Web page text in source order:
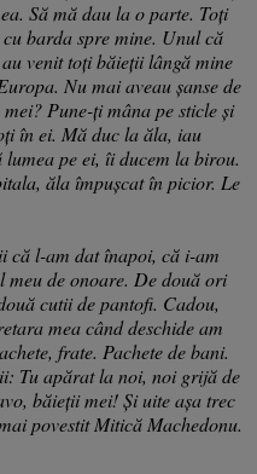
Să mă dau la o parte. Toți
barda spre mine. Unul că
venit toți băieții lângă mine
Nu mai aveau șanse de
Pune-ți mâna pe sticle și
în ei. Mă duc la ăla, iau
pe ei, îi ducem la birou.
ăla împușcat în picior. Le
că l-am dat înapoi, că i-am
de onoare. De două ori
cutii de pantofi. Cadou,
mea când deschide am
frate. Pachete de bani.
Tu apărat la noi, noi grijă de
băieții mei! Și uite așa trec
povestit Mitică Machedonu.